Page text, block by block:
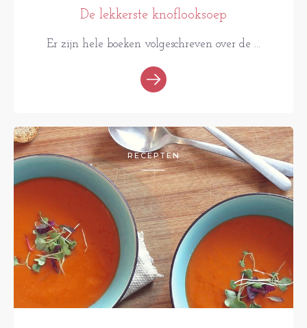
De lekkerste knoflooksoep
Er zijn hele boeken volgeschreven over de ...
RECEPTEN